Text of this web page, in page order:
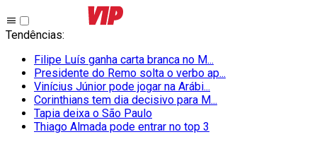
Tendências:
Filipe Luís ganha carta branca no M...
Presidente do Remo solta o verbo ap...
Vinícius Júnior pode jogar na Arábi...
Corinthians tem dia decisivo para M...
Tapia deixa o São Paulo
Thiago Almada pode entrar no top 3